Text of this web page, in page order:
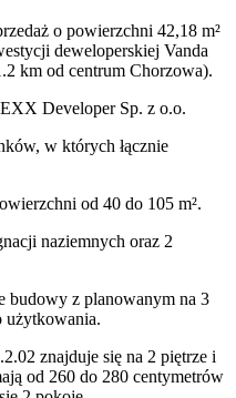
o powierzchni 42,18 m²
deweloperskiej Vanda
km od centrum Chorzowa).
Developer Sp. z o.o.
, w których łącznie
od 40 do 105 m².
naziemnych oraz 2
budowy z planowanym na 3
użytkowania.
znajduje się na 2 piętrze i
od 260 do 280 centymetrów